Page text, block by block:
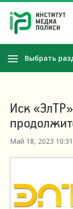
Выбрать
Иск
Май 18, 2023 10:31